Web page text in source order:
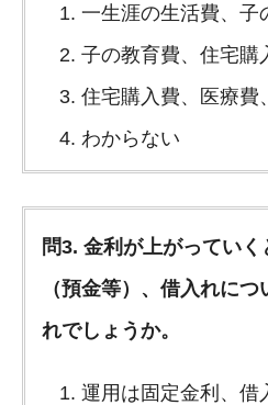
一生涯の生活費、子
子の教育費、住宅購
住宅購入費、医療費
わからない
問3. 金利が上がってい
（預金等）、借入れに
れでしょうか。
運用は固定金利、借